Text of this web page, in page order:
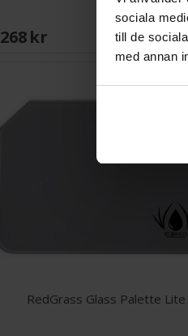
sociala
till de
med annan
268 SEK I
RedGrass Glass Palette Lite